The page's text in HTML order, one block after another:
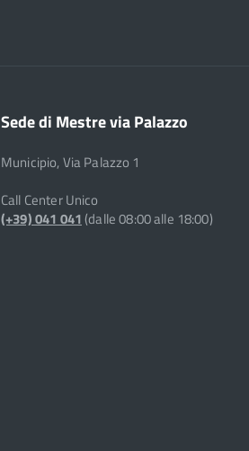
Sede di Mestre via Palazzo
Municipio, Via Palazzo 1
Call Center Unico
(+39) 041 041(dalle 08:00 alle 18:00)